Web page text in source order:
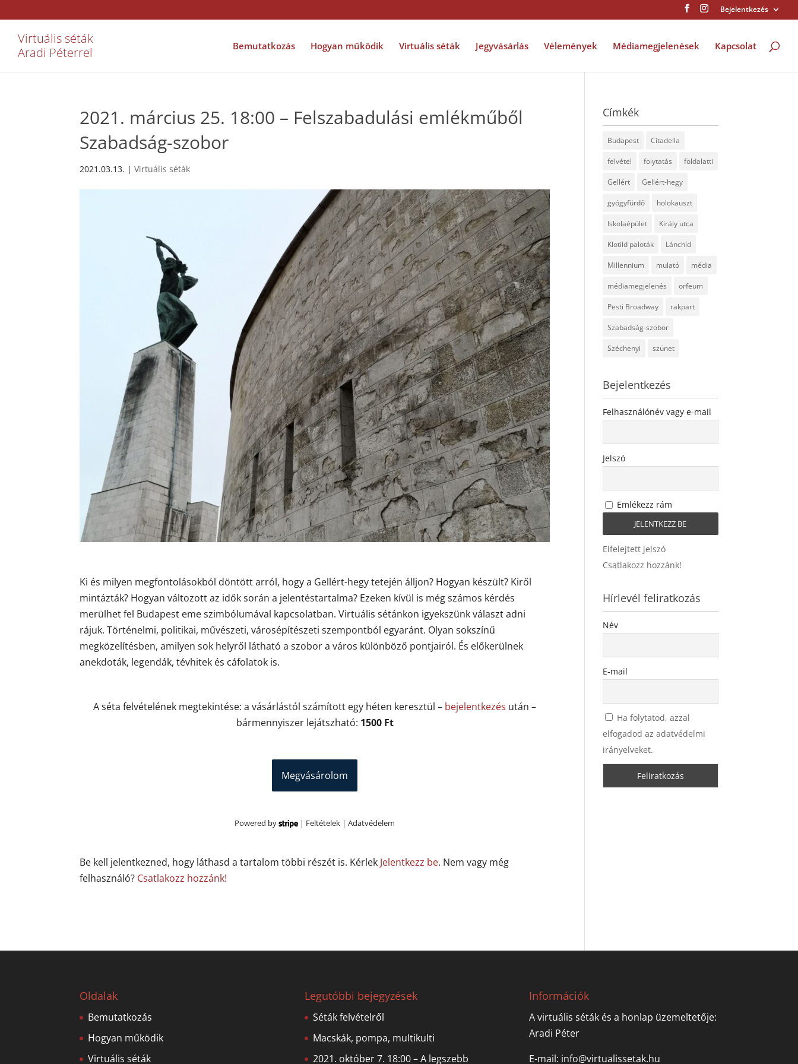
Bejelentkezés
Virtuális séták
Aradi Péterrel
Bemutatkozás Hogyan működik Virtuális séták Jegyvásárlás Vélemények Médiamegjelenések Kapcsolat
2021. március 25. 18:00 – Felszabadulási emlékműből
Szabadság-szobor
2021.03.13. |Virtuális séták
Ki és milyen megfontolásokból döntött arról, hogy a Gellért-hegy tetején álljon? Hogyan készült? Kiről
mintázták? Hogyan változott az idők során a jelentéstartalma? Ezeken kívül is még számos kérdés
merülhet fel Budapest eme szimbólumával kapcsolatban. Virtuális sétánkon igyekszünk választ adni
rájuk. Történelmi, politikai, művészeti, városépítészeti szempontból egyaránt. Olyan sokszínű
megközelítésben, amilyen sok helyről látható a szobor a város különböző pontjairól. És előkerülnek
anekdoták, legendák, tévhitek és cáfolatok is.
A séta felvételének megtekintése: a vásárlástól számított egy héten keresztül – bejelentkezés után –
bármennyiszer lejátszható: 1500 Ft
Megvásárolom
Powered by | Feltételek |Adatvédelem
Be kell jelentkezned, hogy láthasd a tartalom többi részét is. Kérlek Jelentkezz be. Nem vagy még
felhasználó? Csatlakozz hozzánk!
Címkék
Budapest Citadella
felvétel folytatás földalatti
Gellért Gellért-hegy
gyógyfürdő holokauszt
Iskolaépület Király utca
Klotild paloták Lánchíd
Millennium mulató média
médiamegjelenés orfeum
Pesti Broadway rakpart
Szabadság-szobor
Széchenyi szünet
Bejelentkezés
Felhasználónév vagy e-mail
Jelszó
Emlékezz rám
Elfelejtett jelszó
Csatlakozz hozzánk!
Hírlevél feliratkozás
Név
E-mail
Ha folytatod, azzal
elfogadod az adatvédelmi
irányelveket.
Oldalak
Bemutatkozás
Hogyan működik
Virtuális séták
Legutóbbi bejegyzések
Séták felvételről
Macskák, pompa, multikulti
2021. október 7. 18:00 – A legszebb
Információk
A virtuális séták és a honlap üzemeltetője:
Aradi Péter
E-mail: info@virtualissetak.hu